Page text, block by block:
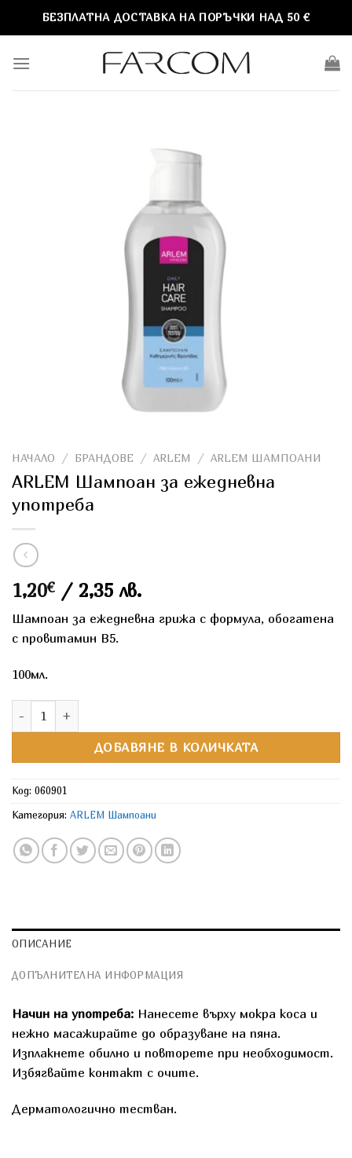
БЕЗПЛАТНА ДОСТАВКА НА ПОРЪЧКИ НАД 50 €
НАЧАЛО / БРАНДОВЕ / ARLEM / ARLEM ШАМПОАНИ
ARLEM Шампоан за ежедневна
употреба
1,20€ / 2,35 лв.
Шампоан за ежедневна грижа с формула, обогатена
с провитамин B5.
100мл.
количество за ARLEM Шампоан за ежедневна употреба
ДОБАВЯНЕ В КОЛИЧКАТА
Код: 060901
Категория: ARLEM Шампоани
ОПИСАНИЕ
ДОПЪЛНИТЕЛНА ИНФОРМАЦИЯ
Начин на употреба: Нанесете върху мокра коса и
нежно масажирайте до образуване на пяна.
Изплакнете обилно и повторете при необходимост.
Избягвайте контакт с очите.
Дерматологично тестван.